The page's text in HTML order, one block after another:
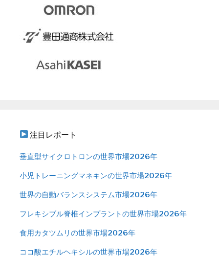
注目レポート
垂直型サイクロトロンの世界市場2026年
小児トレーニングマネキンの世界市場2026年
世界の自動バランスシステム市場2026年
フレキシブル脊椎インプラントの世界市場2026年
食用カタツムリの世界市場2026年
ココ酸エチルヘキシルの世界市場2026年